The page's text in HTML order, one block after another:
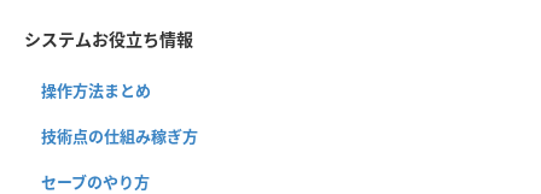
システムお役立ち情報
操作方法まとめ
技術点の仕組み稼ぎ方
セーブのやり方